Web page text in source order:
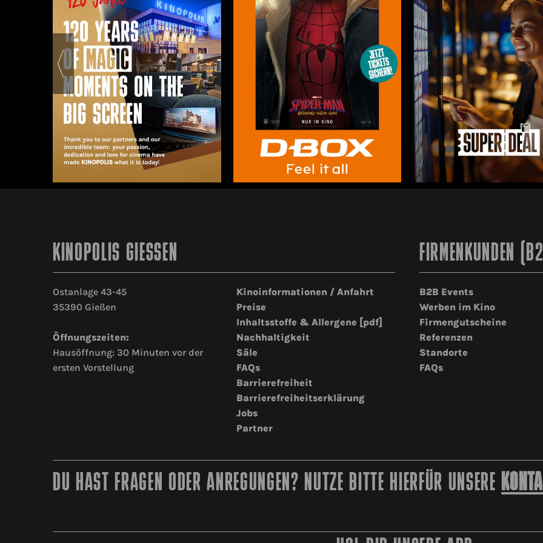
KINOPOLIS GIESSEN
Ostanlage 43-45
35390 Gießen
Öffnungszeiten:
Hausöffnung: 30 Minuten vor der
ersten Vorstellung
Kinoinformationen / Anfahrt
Preise
Inhaltsstoffe & Allergene [pdf]
Nachhaltigkeit
Säle
FAQs
Barrierefreiheit
Barrierefreiheitserklärung
Jobs
Partner
FIRMENKUNDEN
B2B Events
Werben im Kino
Firmengutscheine
Referenzen
Standorte
FAQs
DU HAST FRAGEN ODER ANREGUNGEN? NUTZE BITTE HIERFÜR UNSERE